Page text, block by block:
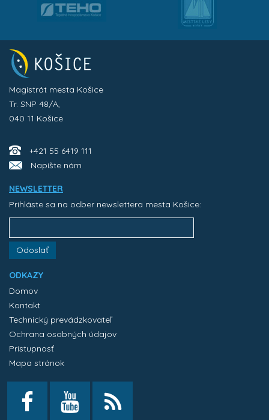
Magistrát mesta Košice
Tr. SNP 48/A,
040 11 Košice
+421 55 6419 111
Napíšte nám
NEWSLETTER
Prihláste sa na odber newslettera mesta Košice:
Odoslať
ODKAZY
Domov
Kontakt
Technický prevádzkovateľ
Ochrana osobných údajov
Prístupnosť
Mapa stránok